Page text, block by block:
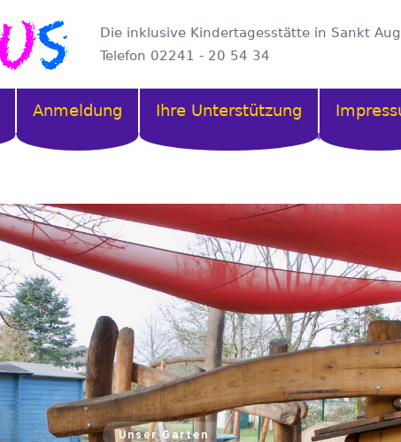
Die inklusive Kindertagesstätte in Sankt
Telefon 02241 - 20 54 34
Anmeldung Ihre Unterstützung
Unser Garten